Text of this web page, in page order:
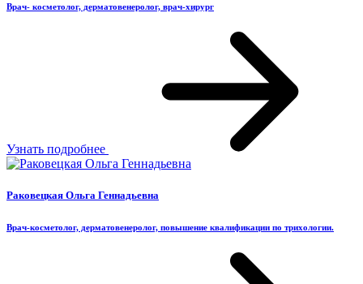
Врач- косметолог, дерматовенеролог, врач-хирург
Узнать подробнее
Раковецкая Ольга Геннадьевна
Врач-косметолог, дерматовенеролог, повышение квалификации по трихологии.